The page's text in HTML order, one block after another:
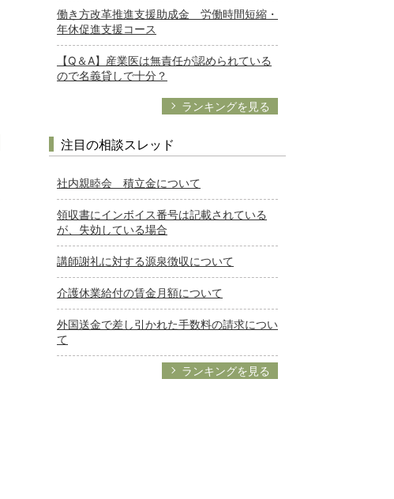
働き方改革推進支援助成金 労働時間短縮・
年休促進支援コース
【Q＆A】産業医は無責任が認められている
ので名義貸しで十分？
ランキングを見る
注目の相談スレッド
社内親睦会 積立金について
領収書にインボイス番号は記載されている
が、失効している場合
講師謝礼に対する源泉徴収について
介護休業給付の賃金月額について
外国送金で差し引かれた手数料の請求につい
て
ランキングを見る